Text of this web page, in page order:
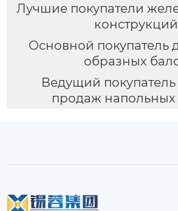
Лучшие покупатели
конструкций
Основной покупатель
образных
Ведущий
продаж напольных